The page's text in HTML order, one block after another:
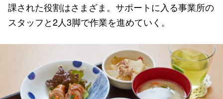
課された役割はさまざま。サポートに入る事業所の
スタッフと2人3脚で作業を進めていく。